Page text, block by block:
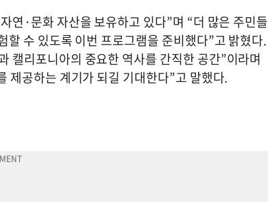
연·문화 자산을 보유하고 있다”며 “더 많은 주민들
수 있도록 이번 프로그램을 준비했다”고 밝혔다.
캘리포니아의 중요한 역사를 간직한 공간”이라며
제공하는 계기가 되길 기대한다”고 말했다.